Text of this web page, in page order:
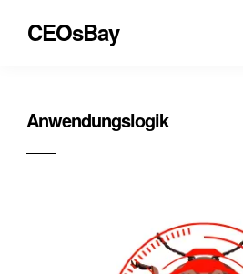
CEOsBay
Anwendungslogik